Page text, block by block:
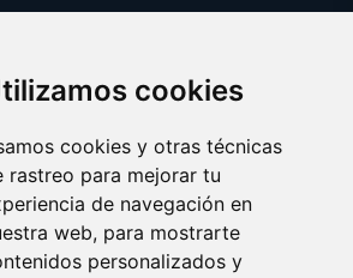
cookies
cookies y otras técnicas
rastreo para mejorar tu
de navegación en
web, para mostrarte
personalizados y